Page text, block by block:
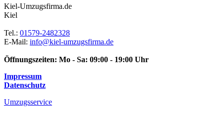
Kiel-Umzugsfirma.de
Kiel
Tel.: 01579-2482328
E-Mail: info@kiel-umzugsfirma.de
Öffnungszeiten: Mo - Sa: 09:00 - 19:00 Uhr
Impressum
Datenschutz
Umzugsservice